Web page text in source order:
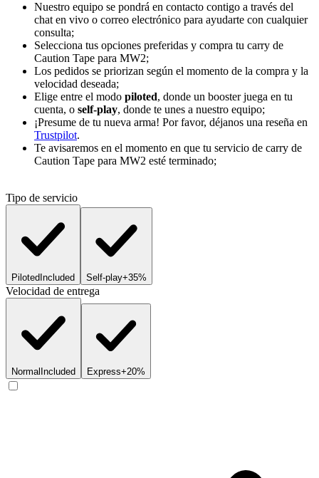
Nuestro equipo se pondrá en contacto contigo a través del
chat en vivo o correo electrónico para ayudarte con cualquier
consulta;
Selecciona tus opciones preferidas y compra tu carry de
Caution Tape para MW2;
Los pedidos se priorizan según el momento de la compra y la
velocidad deseada;
Elige entre el modo piloted, donde un booster juega en tu
cuenta, o self-play, donde te unes a nuestro equipo;
¡Presume de tu nueva arma! Por favor, déjanos una reseña en
Trustpilot.
Te avisaremos en el momento en que tu servicio de carry de
Caution Tape para MW2 esté terminado;
Tipo de servicio
Piloted Included Self-play+35%
Velocidad de entrega
Normal Included Express+20%